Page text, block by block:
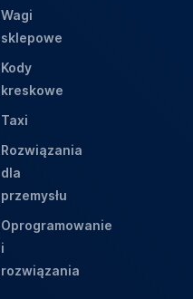
Wagi
sklepowe
Kody
kreskowe
Taxi
Rozwiązania
dla
przemysłu
Oprogramowanie
i
rozwiązania